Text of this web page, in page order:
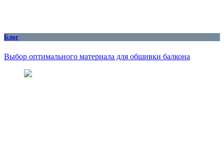
Блог
Выбор оптимального материала для обшивки балкона